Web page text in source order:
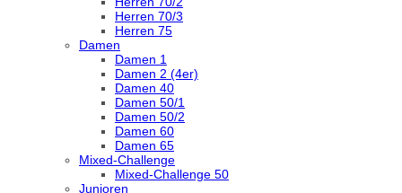
Herren 70/3
Herren 75
Damen
Damen 1
Damen 2 (4er)
Damen 40
Damen 50/1
Damen 50/2
Damen 60
Damen 65
Mixed-Challenge
Mixed-Challenge 50
Junioren